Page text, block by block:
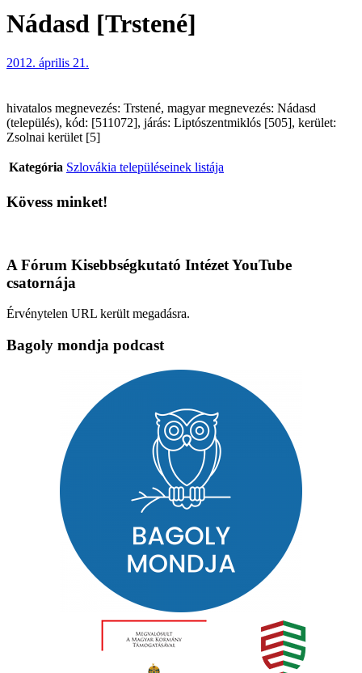
Nádasd [Trstené]
2012. április 21.
hivatalos megnevezés: Trstené, magyar megnevezés: Nádasd
(település), kód: [511072], járás: Liptószentmiklós [505], kerület:
Zsolnai kerület [5]
Kategória Szlovákia településeinek listája
Kövess minket!
A Fórum Kisebbségkutató Intézet YouTube
csatornája
Érvénytelen URL került megadásra.
Bagoly mondja podcast